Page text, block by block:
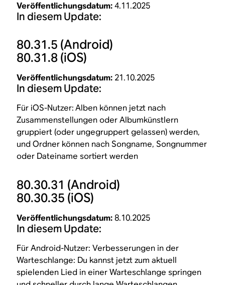
Veröffentlichungsdatum:4.11.2025
In diesem Update:
80.31.5 (Android)
80.31.8 (iOS)
Veröffentlichungsdatum: 21.10.2025
In diesem Update:
Für iOS-Nutzer:Alben können jetzt nach
Zusammenstellungen oder Albumkünstlern
gruppiert (oder ungegruppert gelassen) werden,
und Ordner können nach Songname, Songnummer
oder Dateiname sortiert werden
80.30.31 (Android)
80.30.35 (iOS)
Veröffentlichungsdatum:8.10.2025
In diesem Update:
Für Android-Nutzer: Verbesserungen in der
Warteschlange: Du kannst jetzt zum aktuell
spielenden Lied in einer Warteschlange springen